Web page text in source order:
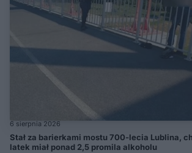
6 sierpnia 2026
Stał za barierkami mostu 700-lecia Lublina,
latek miał ponad 2,5 promila alkoholu